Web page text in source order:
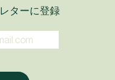
ターに登録